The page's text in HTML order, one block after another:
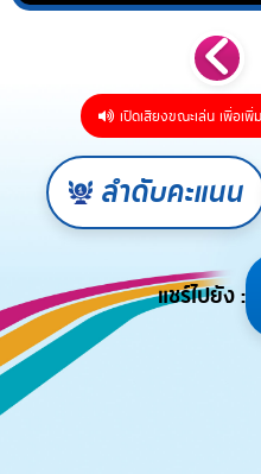
เปิดเสียงขณะเล่น เพื่อเพิ่
ลำดับคะแนน
แชร์ไปยัง :